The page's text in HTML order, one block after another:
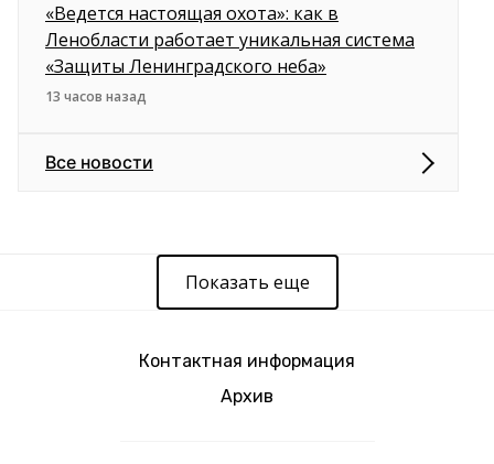
«Ведется настоящая охота»: как в
Ленобласти работает уникальная система
«Защиты Ленинградского неба»
13 часов назад
Все новости
Показать еще
Контактная информация
Архив